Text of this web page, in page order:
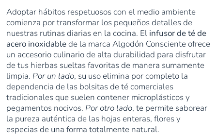
Adoptar hábitos respetuosos con el medio ambiente
comienza por transformar los pequeños detalles de
nuestras rutinas diarias en la cocina. El infusor de té de
acero inoxidablede la marca Algodón Consciente ofrece
un accesorio culinario de alta durabilidad para disfrutar
de tus hierbas sueltas favoritas de manera sumamente
limpia. Por un lado, su uso elimina por completo la
dependencia de las bolsitas de té comerciales
tradicionales que suelen contener microplásticos y
pegamentos nocivos. Por otro lado, te permite saborear
la pureza auténtica de las hojas enteras, flores y
especias de una forma totalmente natural.